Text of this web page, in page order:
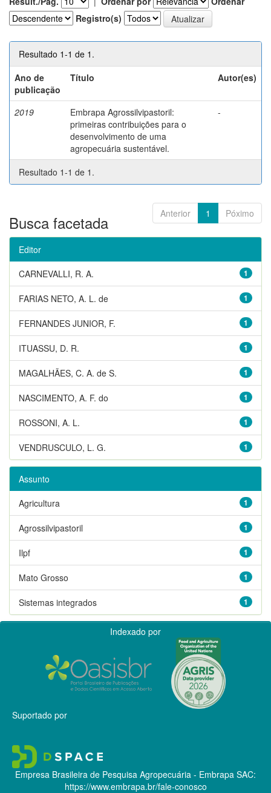
Registro(s)
Resultado 1-1 de 1.
Ano de
publicação
Título Autor(es)
2019
Embrapa Agrossilvipastoril:
primeiras contribuições para o
desenvolvimento de uma
agropecuária sustentável.
-
Resultado 1-1 de 1.
Anterior 1 Póximo
Busca facetada
Editor
1
CARNEVALLI, R. A.
1
FARIAS NETO, A. L. de
1
FERNANDES JUNIOR, F.
1
ITUASSU, D. R.
1
MAGALHÃES, C. A. de S.
1
NASCIMENTO, A. F. do
1
ROSSONI, A. L.
1
VENDRUSCULO, L. G.
Assunto
1
Agricultura
1
Agrossilvipastoril
1
Ilpf
1
Mato Grosso
1
Sistemas integrados
Indexado por
Suportado por
Empresa Brasileira de Pesquisa Agropecuária - Embrapa SAC:
https://www.embrapa.br/fale-conosco